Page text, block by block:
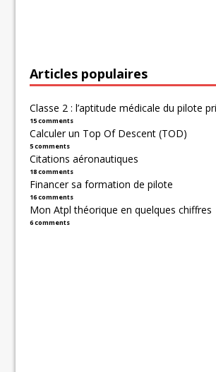
Articles populaires
Classe 2 : l’aptitude médicale du pilote
15 comments
Calculer un Top Of Descent (TOD)
5 comments
Citations aéronautiques
18 comments
Financer sa formation de pilote
16 comments
Mon Atpl théorique en quelques chiffres
6 comments